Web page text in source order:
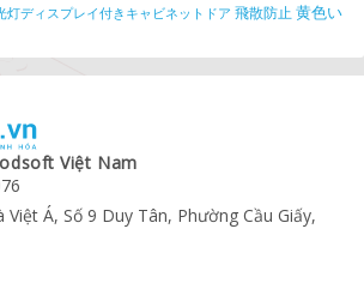
灯ディスプレイ付きキャビネットドア 飛散防止 黄色い
Việt Nam
Việt Á, Số 9 Duy Tân, Phường Cầu Giấy,